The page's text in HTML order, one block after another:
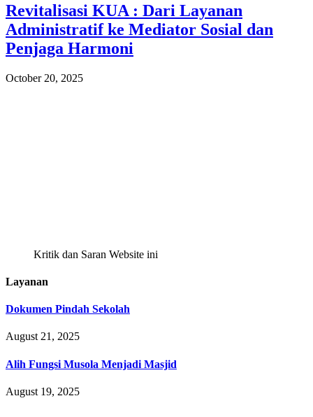
Revitalisasi KUA : Dari Layanan
Administratif ke Mediator Sosial dan
Penjaga Harmoni
October 20, 2025
Kritik dan Saran Website ini
Layanan
Dokumen Pindah Sekolah
August 21, 2025
Alih Fungsi Musola Menjadi Masjid
August 19, 2025